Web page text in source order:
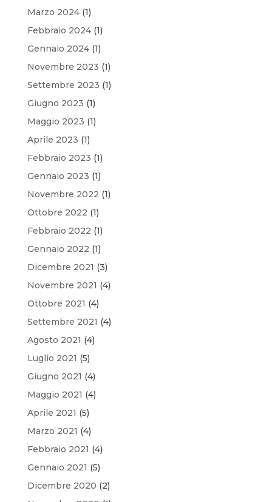
Marzo 2024(1)
Febbraio 2024(1)
Gennaio 2024(1)
Novembre 2023 (1)
Settembre 2023 (1)
Giugno 2023 (1)
Maggio 2023 (1)
Aprile 2023 (1)
Febbraio 2023 (1)
Gennaio 2023 (1)
Novembre 2022 (1)
Ottobre 2022 (1)
Febbraio 2022 (1)
Gennaio 2022 (1)
Dicembre 2021 (3)
Novembre 2021 (4)
Ottobre 2021 (4)
Settembre 2021 (4)
Agosto 2021 (4)
Luglio 2021 (5)
Giugno 2021 (4)
Maggio 2021 (4)
Aprile 2021 (5)
Marzo 2021 (4)
Febbraio 2021 (4)
Gennaio 2021 (5)
Dicembre 2020 (2)